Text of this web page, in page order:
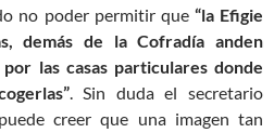
no poder permitir que “la Efigie
demás de la Cofradía anden
las casas particulares donde
. Sin duda el secretario
creer que una imagen tan